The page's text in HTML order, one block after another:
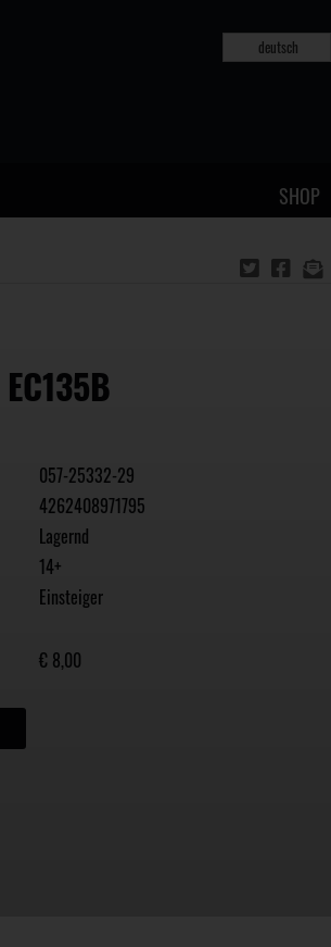
deutsch
SHOP
057-25332-29
4262408971795
Lagernd
14+
Einsteiger
€ 8,00